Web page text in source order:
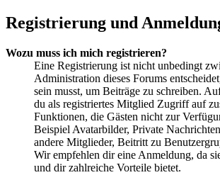
Registrierung und
Wozu muss ich mich registrieren?
Eine Registrierung ist nicht unbedingt
Administration dieses Forums
sein musst, um Beiträge zu schreiben.
du als registriertes Mitglied Zugriff auf
Funktionen, die Gästen nicht zur
Beispiel Avatarbilder, Private
andere Mitglieder, Beitritt zu
Wir empfehlen dir eine Anmeldung, da
und dir zahlreiche Vorteile bietet.